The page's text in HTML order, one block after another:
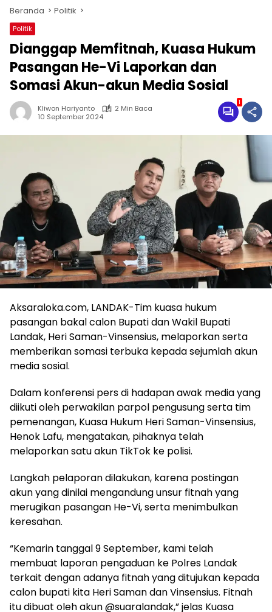
Beranda Politik
Politik
Dianggap Memfitnah, Kuasa Hukum
Pasangan He-Vi Laporkan dan
Somasi Akun-akun Media Sosial
Kliwon Hariyanto
2 Min Baca
10 September 2024
1
Aksaraloka.com, LANDAK-Tim kuasa hukum
pasangan bakal calon Bupati dan Wakil Bupati
Landak, Heri Saman-Vinsensius, melaporkan serta
memberikan somasi terbuka kepada sejumlah akun
media sosial.
Dalam konferensi pers di hadapan awak media yang
diikuti oleh perwakilan parpol pengusung serta tim
pemenangan, Kuasa Hukum Heri Saman-Vinsensius,
Henok Lafu, mengatakan, pihaknya telah
melaporkan satu akun TikTok ke polisi.
Langkah pelaporan dilakukan, karena postingan
akun yang dinilai mengandung unsur fitnah yang
merugikan pasangan He-Vi, serta menimbulkan
keresahan.
“Kemarin tanggal 9 September, kami telah
membuat laporan pengaduan ke Polres Landak
terkait dengan adanya fitnah yang ditujukan kepada
calon bupati kita Heri Saman dan Vinsensius. Fitnah
itu dibuat oleh akun @suaralandak,” jelas Kuasa